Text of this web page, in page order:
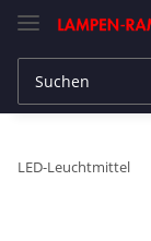
LED-Leuchtmittel